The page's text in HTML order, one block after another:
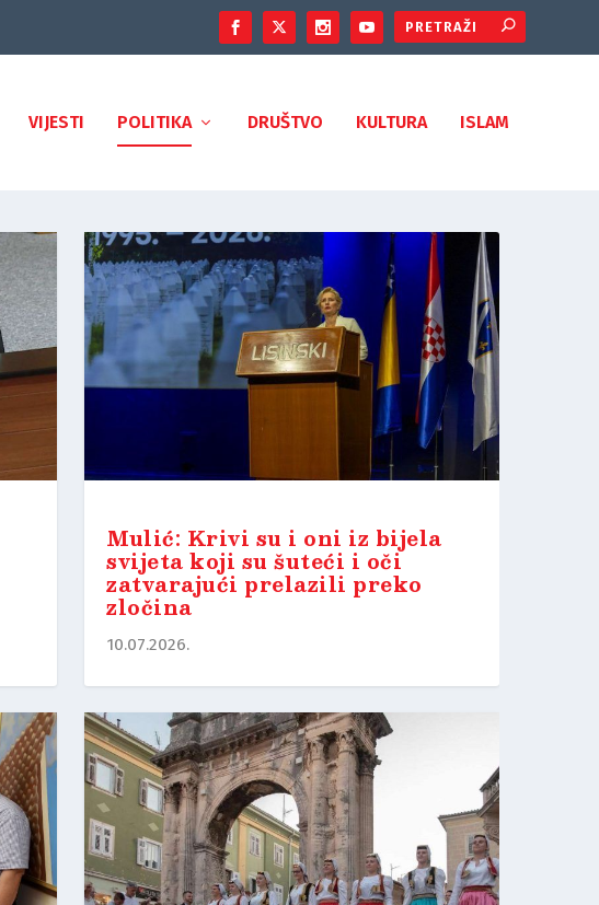
VIJESTI POLITIKA DRUŠTVO KULTURA ISLAM
Mulić: Krivi su i oni iz bijela
svijeta koji su šuteći i oči
zatvarajući prelazili preko
zločina
10.07.2026.